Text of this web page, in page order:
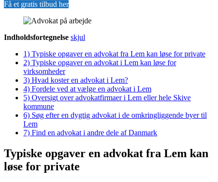
Få et gratis tilbud her
Indholdsfortegnelse skjul
1) Typiske opgaver en advokat fra Lem kan løse for private
2) Typiske opgaver en advokat i Lem kan løse for
virksomheder
3) Hvad koster en advokat i Lem?
4) Fordele ved at vælge en advokat i Lem
5) Oversigt over advokatfirmaer i Lem eller hele Skive
kommune
6) Søg efter en dygtig advokat i de omkringliggende byer til
Lem
7) Find en advokat i andre dele af Danmark
Typiske opgaver en advokat fra Lem kan
løse for private